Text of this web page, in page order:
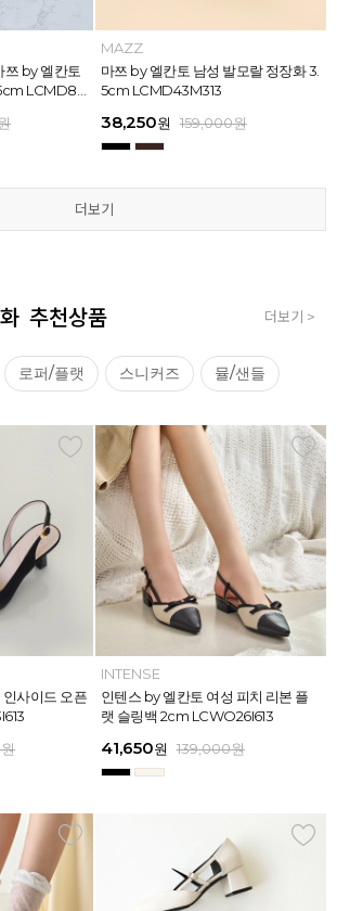
라이프 웨빙
MAZZ
마쯔 by 엘칸토 남성 플레인 볼륨 컵
솔 스니커즈 3cm LCMS62M613
62,900원 179,000원
더보기
쯔 by 엘칸토
LCMD80
MAZZ
마쯔 by 엘칸토 남성 발모랄 정장화 3.
5cm LCMD43M313
38,250원 159,000원
더보기
랩 로퍼 2c
원
MAZZ
마쯔 by 엘칸토 남성 스트랩 로퍼 2c
m LCMC91M313
39,200원 159,000원
더보기
트 컴포트화
MAZZ
마쯔 by 엘칸토 남성 캐주얼 컴포트화
4cm LCMD13M111
41,650원 129,000원
더보기
라이프 웨빙
MAZZ
마쯔 by 엘칸토 남성 플레인 볼륨 컵
솔 스니커즈 3cm LCMS62M613
62,900원 179,000원
더보기
쯔 by 엘칸토
LCMD80
MAZZ
마쯔 by 엘칸토 남성 발모랄 정장화 3.
5cm LCMD43M313
38,250원 159,000원
더보기
추천상품 더보기 >
로퍼/플랫 스니커즈 뮬/샌들
빙 스트랩
원
MAZZ
마쯔 by 엘칸토 여성 와이드 위빙 크
로스 컴포트 뮬 3.5cm LCWW62M6
45,900원 159,000원
사이드 오픈
원
INTENSE
인텐스 by 엘칸토 여성 피치 리본 플
랫 슬링백 2cm LCWO26I613
41,650원 139,000원
캐주얼
원
INTENSE
인텐스 by 엘칸토 여성 피치 리본 더
블 스트랩 메리제인 2cm LCWD97I6
45,900원 159,000원
이스 포인트
LCWS03M
원
MAZZ
마쯔 by 엘칸토 여성 별자수 어글리
스니커즈 3.5cm LCWS04M613
39,900원 169,000원
빙 스트랩
원
MAZZ
마쯔 by 엘칸토 여성 와이드 위빙 크
로스 컴포트 뮬 3.5cm LCWW62M6
45,900원 159,000원
사이드 오픈
원
INTENSE
인텐스 by 엘칸토 여성 피치 리본 플
랫 슬링백 2cm LCWO26I613
41,650원 139,000원